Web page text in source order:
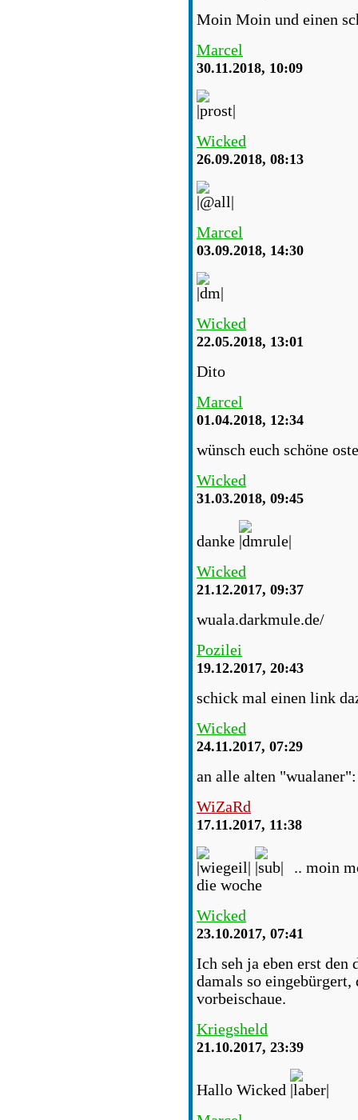
Moin Moin und einen
Marcel
30.11.2018, 10:09
Wicked
26.09.2018, 08:13
Marcel
03.09.2018, 14:30
Wicked
22.05.2018, 13:01
Dito
Marcel
01.04.2018, 12:34
wünsch euch schöne
Wicked
31.03.2018, 09:45
danke
Wicked
21.12.2017, 09:37
wuala.darkmule.de/
Pozilei
19.12.2017, 20:43
schick mal einen link
Wicked
24.11.2017, 07:29
an alle alten
WiZaRd
17.11.2017, 11:38
.. moin
die woche
Wicked
23.10.2017, 07:41
Ich seh ja eben erst den
damals so
vorbeischaue.
Kriegsheld
21.10.2017, 23:39
Hallo Wicked